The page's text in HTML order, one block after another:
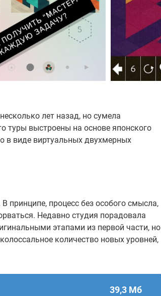
лет назад, но сумела
туры выстроены на основе японского
в виде виртуальных двухмерных
принципе, процесс без особого смысла,
Недавно студия порадовала
этапами из первой части, но
количество новых уровней,
39,3 Мб